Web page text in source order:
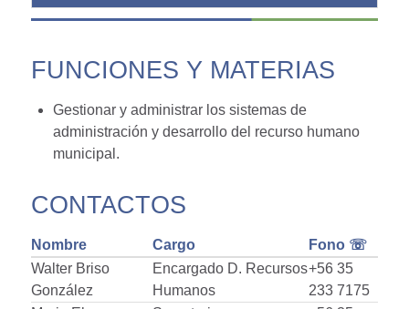
FUNCIONES Y MATERIAS
Gestionar y administrar los sistemas de
administración y desarrollo del recurso humano
municipal.
CONTACTOS
Nombre Cargo
Fono ☏
Walter Briso
González
Encargado D. Recursos
Humanos
+56 35
233 7175